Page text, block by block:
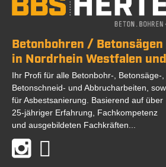
Betonbohren / Betonsägen
in Nordrhein Westfalen
Ihr Profi für alle Betonbohr-, Betonsäge-,
Betonschneid- und Abbrucharbeiten,
für Asbestsanierung. Basierend auf über
25-jähriger Erfahrung, Fachkompetenz
und ausgebildeten Fachkräften...